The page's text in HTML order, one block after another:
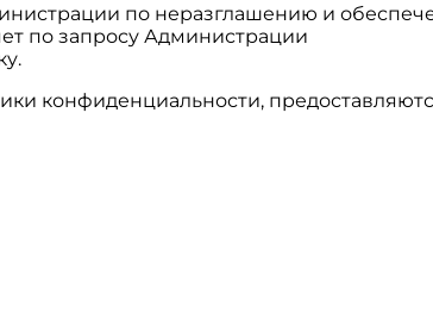
по неразглашению и
по запросу Администрации
конфиденциальности,